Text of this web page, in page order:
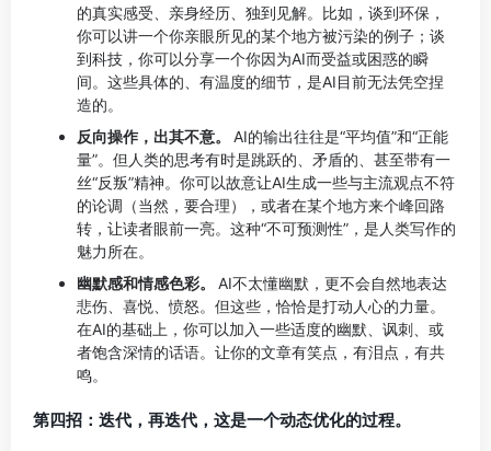
的真实感受、亲身经历、独到见解。比如，谈到环保，
你可以讲一个你亲眼所见的某个地方被污染的例子；谈
到科技，你可以分享一个你因为AI而受益或困惑的瞬
间。这些具体的、有温度的细节，是AI目前无法凭空捏
造的。
反向操作，出其不意。 AI的输出往往是“平均值”和“正能
量”。但人类的思考有时是跳跃的、矛盾的、甚至带有一
丝“反叛”精神。你可以故意让AI生成一些与主流观点不符
的论调（当然，要合理），或者在某个地方来个峰回路
转，让读者眼前一亮。这种“不可预测性”，是人类写作的
魅力所在。
幽默感和情感色彩。 AI不太懂幽默，更不会自然地表达
悲伤、喜悦、愤怒。但这些，恰恰是打动人心的力量。
在AI的基础上，你可以加入一些适度的幽默、讽刺、或
者饱含深情的话语。让你的文章有笑点，有泪点，有共
鸣。
第四招：迭代，再迭代，这是一个动态优化的过程。